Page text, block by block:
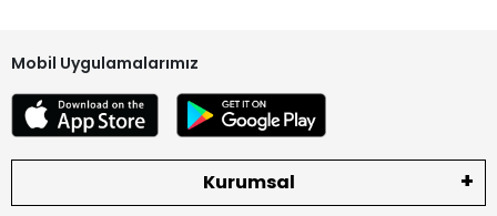
Mobil Uygulamalarımız
Kurumsal